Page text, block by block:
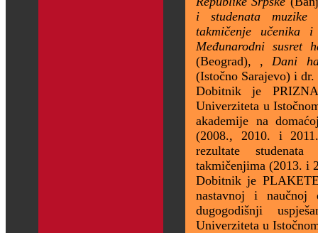
i studenata muzike
takmičenje učenika i
Međunarodni susret
(Beograd), ,Dani
(Istočno Sarajevo) i dr.
Dobitnik je
Univerziteta u
akademije na
(2008., 2010. i
rezultate
takmičenjima (2013. i
Dobitnik je
nastavnoj i naučnoj
dugogodišnji
Univerziteta u